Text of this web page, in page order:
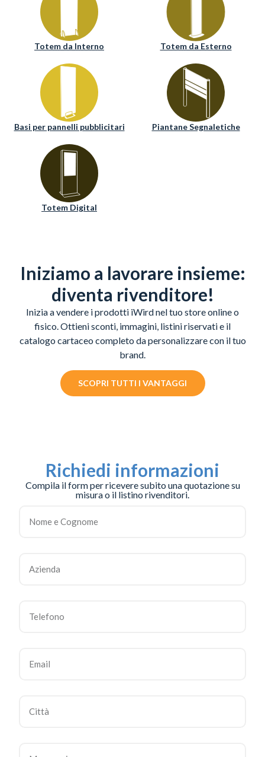
Totem da Interno Totem da Esterno
Basi per pannelli pubblicitari Piantane Segnaletiche
Totem Digital
Iniziamo a lavorare insieme:
diventa rivenditore!
Inizia a vendere i prodotti iWird nel tuo store online o
fisico. Ottieni sconti, immagini, listini riservati e il
catalogo cartaceo completo da personalizzare con il tuo
brand.
SCOPRI TUTTI I VANTAGGI
Richiedi informazioni
Compila il form per ricevere subito una quotazione su
misura o il listino rivenditori.